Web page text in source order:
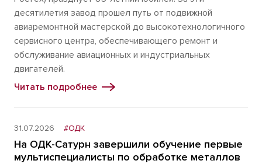
десятилетия завод прошел путь от подвижной
авиаремонтной мастерской до высокотехнологичного
сервисного центра, обеспечивающего ремонт и
обслуживание авиационных и индустриальных
двигателей.
Читать подробнее
31.07.2026 #ОДК
На ОДК-Сатурн завершили обучение первые
мультиспециалисты по обработке металлов